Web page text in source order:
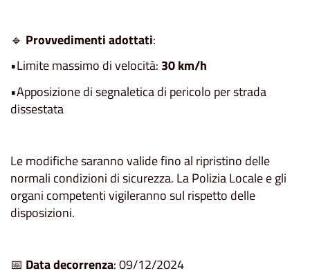
🔹 Provvedimenti adottati:
•Limite massimo di velocità: 30 km/h
•Apposizione di segnaletica di pericolo per strada
dissestata
Le modifiche saranno valide fino al ripristino delle
normali condizioni di sicurezza. La Polizia Locale e gli
organi competenti vigileranno sul rispetto delle
disposizioni.
📅 Data decorrenza: 09/12/2024